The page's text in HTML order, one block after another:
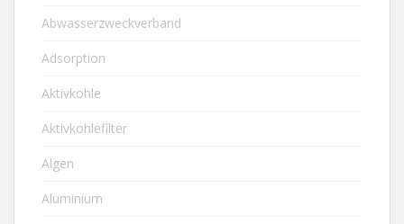
Abwasserzweckverband
Adsorption
Aktivkohle
Aktivkohlefilter
Algen
Aluminium